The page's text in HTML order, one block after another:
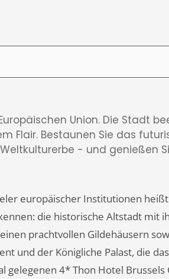
Union. Die Stadt
Flair. Bestaunen Sie das
- und genießen
europäischer Institutionen
die historische Altstadt mit
prachtvollen Gildehäusern
und der Königliche Palast, die
4* Thon Hotel Brussels